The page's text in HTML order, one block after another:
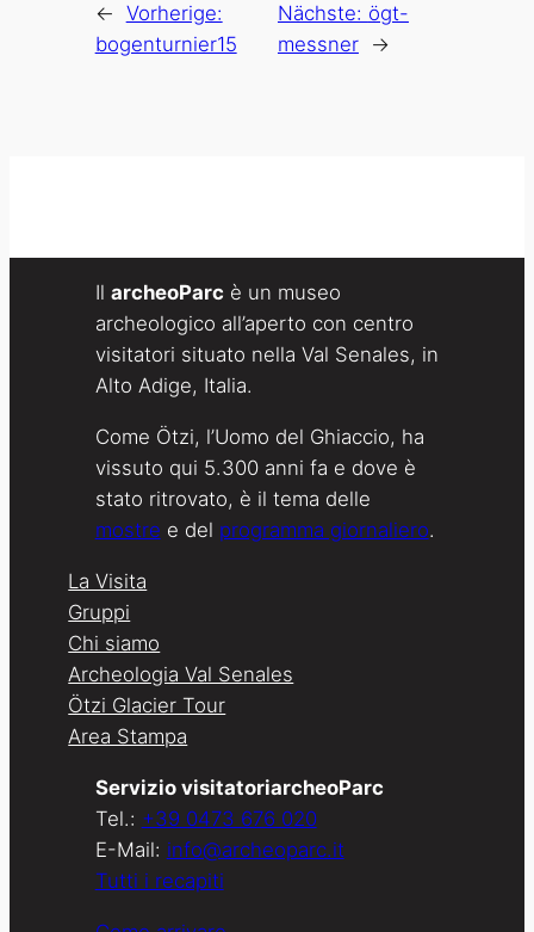
← Vorherige:
bogenturnier15
Nächste: ögt-
messner
→
Il archeoParc è un museo
archeologico all’aperto con centro
visitatori situato nella Val Senales, in
Alto Adige, Italia.
Come Ötzi, l’Uomo del Ghiaccio, ha
vissuto qui 5.300 anni fa e dove è
stato ritrovato, è il tema delle
mostre e del programma giornaliero.
La Visita
Gruppi
Chi siamo
Archeologia Val Senales
Ötzi Glacier Tour
Area Stampa
Servizio visitatoriarcheoParc
Tel.: +39 0473 676 020
E-Mail: info@archeoparc.it
Tutti i recapiti